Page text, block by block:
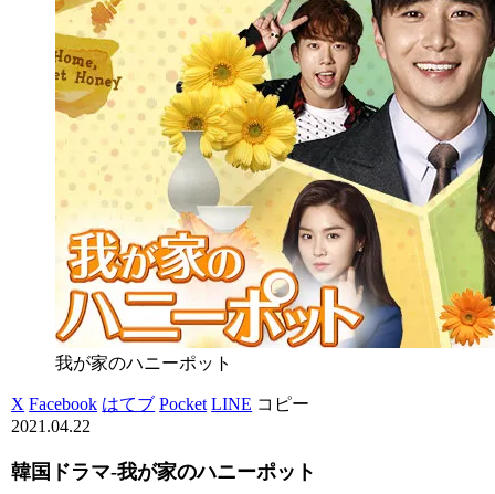
我が家のハニーポット
X Facebook はてブ Pocket LINE コピー
2021.04.22
韓国ドラマ-我が家のハニーポット